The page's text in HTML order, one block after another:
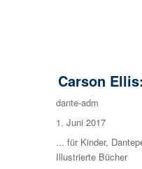
Carson
Autor
dante-adm
Veröffentlicht
am
1. Juni 2017
Kategorien
... für Kinder,
Illustrierte Bücher